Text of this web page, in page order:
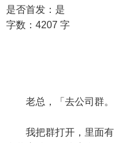
是否首发：是
字数：4207 字
第94
老总，「去公司群。
我把群打开，里面有